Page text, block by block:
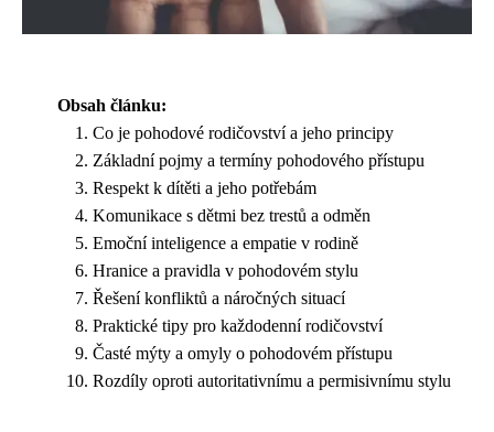
Obsah článku:
Co je pohodové rodičovství a jeho principy
Základní pojmy a termíny pohodového přístupu
Respekt k dítěti a jeho potřebám
Komunikace s dětmi bez trestů a odměn
Emoční inteligence a empatie v rodině
Hranice a pravidla v pohodovém stylu
Řešení konfliktů a náročných situací
Praktické tipy pro každodenní rodičovství
Časté mýty a omyly o pohodovém přístupu
Rozdíly oproti autoritativnímu a permisivnímu stylu